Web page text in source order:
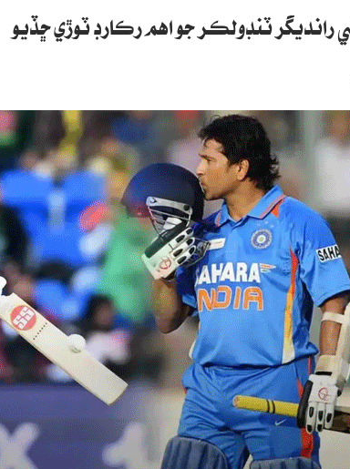
رانديگر ٽنڊولڪر جو اهم رڪارڊ ٽوڙي ڇڏيو